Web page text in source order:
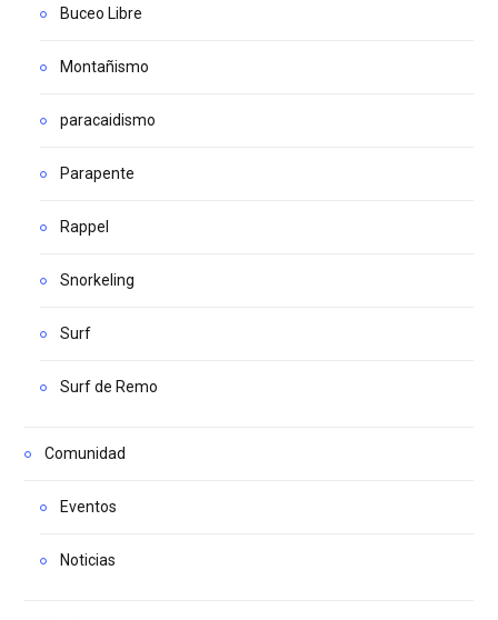
Buceo Libre
Montañismo
paracaidismo
Parapente
Rappel
Snorkeling
Surf
Surf de Remo
Comunidad
Eventos
Noticias